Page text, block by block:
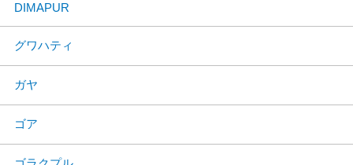
DIMAPUR
グワハティ
ガヤ
ゴア